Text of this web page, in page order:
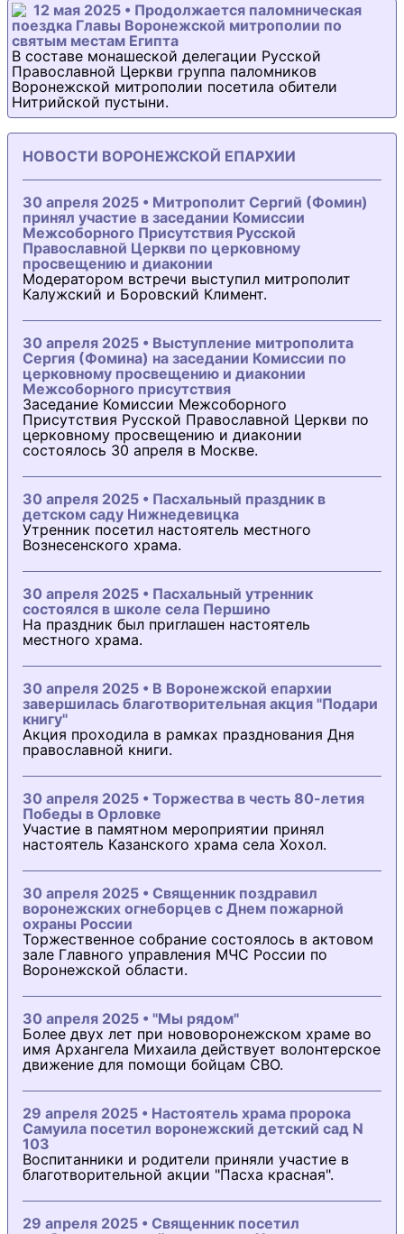
12 мая 2025 • Продолжается паломническая
поездка Главы Воронежской митрополии по
святым местам Египта
В составе монашеской делегации Русской
Православной Церкви группа паломников
Воронежской митрополии посетила обители
Нитрийской пустыни.
НОВОСТИ ВОРОНЕЖСКОЙ ЕПАРХИИ
30 апреля 2025 • Митрополит Сергий (Фомин)
принял участие в заседании Комиссии
Межсоборного Присутствия Русской
Православной Церкви по церковному
просвещению и диаконии
Модератором встречи выступил митрополит
Калужский и Боровский Климент.
30 апреля 2025 • Выступление митрополита
Сергия (Фомина) на заседании Комиссии по
церковному просвещению и диаконии
Межсоборного присутствия
Заседание Комиссии Межсоборного
Присутствия Русской Православной Церкви по
церковному просвещению и диаконии
состоялось 30 апреля в Москве.
30 апреля 2025 • Пасхальный праздник в
детском саду Нижнедевицка
Утренник посетил настоятель местного
Вознесенского храма.
30 апреля 2025 • Пасхальный утренник
состоялся в школе села Першино
На праздник был приглашен настоятель
местного храма.
30 апреля 2025 • В Воронежской епархии
завершилась благотворительная акция "Подари
книгу"
Акция проходила в рамках празднования Дня
православной книги.
30 апреля 2025 • Торжества в честь 80-летия
Победы в Орловке
Участие в памятном мероприятии принял
настоятель Казанского храма села Хохол.
30 апреля 2025 • Священник поздравил
воронежских огнеборцев с Днем пожарной
охраны России
Торжественное собрание состоялось в актовом
зале Главного управления МЧС России по
Воронежской области.
30 апреля 2025 • "Мы рядом"
Более двух лет при нововоронежском храме во
имя Архангела Михаила действует волонтерское
движение для помощи бойцам СВО.
29 апреля 2025 • Настоятель храма пророка
Самуила посетил воронежский детский сад N
103
Воспитанники и родители приняли участие в
благотворительной акции "Пасха красная".
29 апреля 2025 • Священник посетил